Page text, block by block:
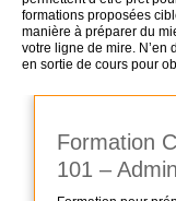
formations proposées
manière à préparer du
votre ligne de mire. N’en
en sortie de cours pour
Formation
101 –